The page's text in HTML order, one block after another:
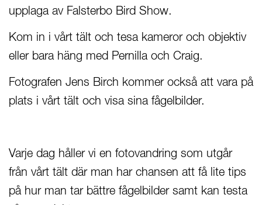
upplaga av Falsterbo Bird Show.
Kom in i vårt tält och tesa kameror och objektiv
eller bara häng med Pernilla och Craig.
Fotografen Jens Birch kommer också att vara på
plats i vårt tält och visa sina fågelbilder.
Varje dag håller vi en fotovandring som utgår
från vårt tält där man har chansen att få lite tips
på hur man tar bättre fågelbilder samt kan testa